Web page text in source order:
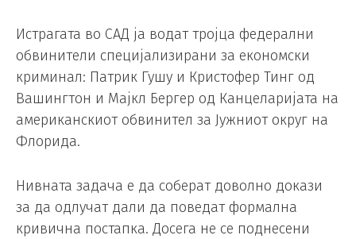
Истрагата во САД ја водат тројца федерални
обвинители специјализирани за економски
криминал: Патрик Гушу и Кристофер Тинг од
Вашингтон и Мајкл Бергер од Канцеларијата на
американскиот обвинител за Јужниот округ на
Флорида.
Нивната задача е да соберат доволно докази
за да одлучат дали да поведат формална
кривична постапка. Досега не се поднесени